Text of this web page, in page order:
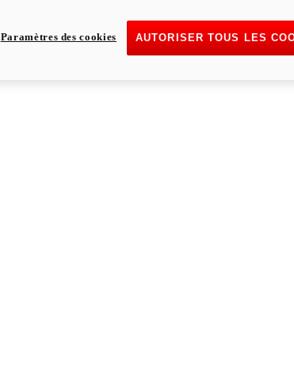
AUTORISER TOUS LES
Paramètres des cookies